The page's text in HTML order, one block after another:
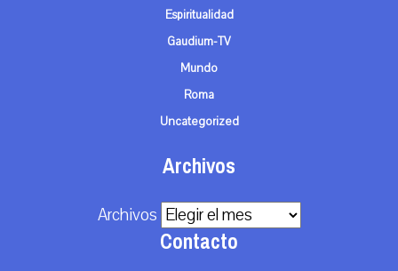
Espiritualidad
Gaudium-TV
Mundo
Roma
Uncategorized
Archivos
Archivos
Contacto